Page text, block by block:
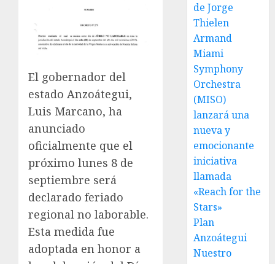
El gobernador del
estado Anzoátegui,
Luis Marcano, ha
anunciado
oficialmente que el
próximo lunes 8 de
septiembre será
declarado feriado
regional no laborable.
Esta medida fue
adoptada en honor a
de Jorge
Thielen
Armand
Miami
Symphony
Orchestra
(MISO)
lanzará una
nueva y
emocionante
iniciativa
llamada
«Reach for the
Stars»
Plan
Anzoátegui
Nuestro